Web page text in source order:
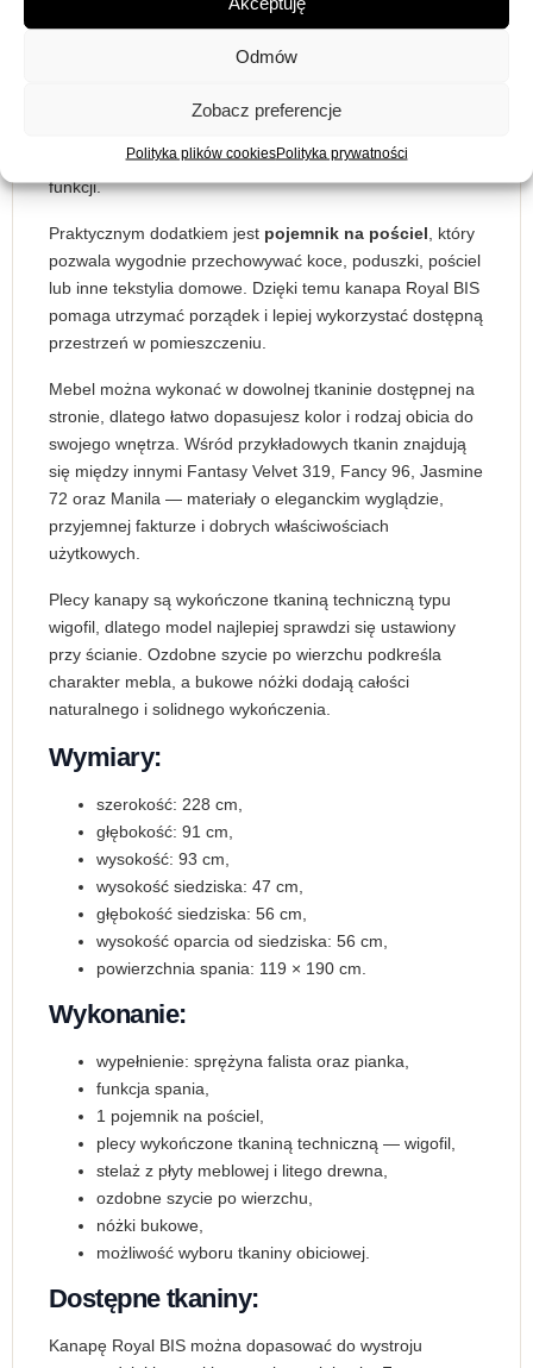
Odmów
Zobacz preferencje
Polityka plików cookiesPolityka prywatności
funkcję spania, dlatego może służyć
rozłożeniu tworzy powierzchnię spania o wymiarach 119 ×
mieszkaniach, w których jeden mebel ma pełnić kilka
funkcji.
Praktycznym dodatkiem jest pojemnik na pościel , który
pozwala wygodnie przechowywać koce, poduszki, pościel
lub inne tekstylia domowe. Dzięki temu kanapa Royal BIS
pomaga utrzymać porządek i lepiej wykorzystać dostępną
przestrzeń w pomieszczeniu.
Mebel można wykonać w dowolnej tkaninie dostępnej na
stronie, dlatego łatwo dopasujesz kolor i rodzaj obicia do
swojego wnętrza. Wśród przykładowych tkanin znajdują
się między innymi Fantasy Velvet 319, Fancy 96, Jasmine
72 oraz Manila — materiały o eleganckim wyglądzie,
przyjemnej fakturze i dobrych właściwościach
użytkowych.
Plecy kanapy są wykończone tkaniną techniczną typu
wigofil, dlatego model najlepiej sprawdzi się ustawiony
przy ścianie. Ozdobne szycie po wierzchu podkreśla
charakter mebla, a bukowe nóżki dodają całości
naturalnego i solidnego wykończenia.
Wymiary:
szerokość: 228 cm,
głębokość: 91 cm,
wysokość: 93 cm,
wysokość siedziska: 47 cm,
głębokość siedziska: 56 cm,
wysokość oparcia od siedziska: 56 cm,
powierzchnia spania: 119 × 190 cm.
Wykonanie:
wypełnienie: sprężyna falista oraz pianka,
funkcja spania,
1 pojemnik na pościel,
plecy wykończone tkaniną techniczną — wigofil,
stelaż z płyty meblowej i litego drewna,
ozdobne szycie po wierzchu,
nóżki bukowe,
możliwość wyboru tkaniny obiciowej.
Dostępne tkaniny:
Kanapę Royal BIS można dopasować do wystroju